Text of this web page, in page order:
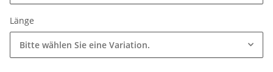
Länge
Bitte wählen Sie eine Variation.